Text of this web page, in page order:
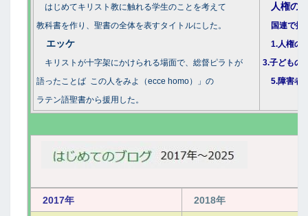
はじめてキリスト教に触れる学生のことを考えて
教科書を作り、聖書の全体を表すタイトルにした。
エッケ
キリストが十字架にかけられる場面で、総督ピラトが
語ったことば この人をみよ（ecce homo）」の
ラテン語聖書から援用した。
人権の
国連で採
1.人権の
3.子どもの
5.障害者
2017年 2018年